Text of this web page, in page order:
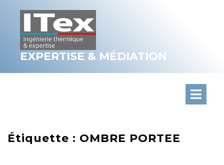
content
EXPERTISE & MÉDIATION
Étiquette : OMBRE PORTEE